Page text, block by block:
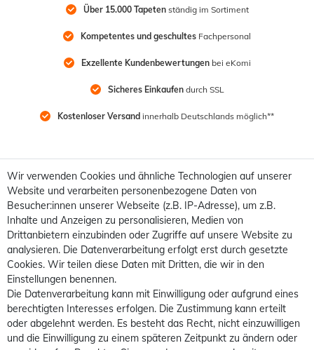
Über 15.000 Tapeten ständig im Sortiment
Kompetentes und geschultes Fachpersonal
Exzellente Kundenbewertungen bei eKomi
Sicheres Einkaufen durch SSL
Kostenloser Versand innerhalb Deutschlands möglich**
Wir verwenden Cookies und ähnliche Technologien auf unserer
Website und verarbeiten personenbezogene Daten von
Besucher:innen unserer Webseite (z.B. IP-Adresse), um z.B.
Inhalte und Anzeigen zu personalisieren, Medien von
Drittanbietern einzubinden oder Zugriffe auf unsere Website zu
analysieren. Die Datenverarbeitung erfolgt erst durch gesetzte
Cookies. Wir teilen diese Daten mit Dritten, die wir in den
Einstellungen benennen.
Die Datenverarbeitung kann mit Einwilligung oder aufgrund eines
berechtigten Interesses erfolgen. Die Zustimmung kann erteilt
oder abgelehnt werden. Es besteht das Recht, nicht einzuwilligen
und die Einwilligung zu einem späteren Zeitpunkt zu ändern oder